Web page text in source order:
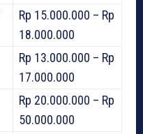
Rp 15.000.000 – Rp
18.000.000
Rp 13.000.000 – Rp
17.000.000
Rp 20.000.000 – Rp
50.000.000